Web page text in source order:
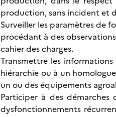
production, sans incident et
Surveiller les paramètres de
procédant à des
cahier des charges.
Transmettre les
hiérarchie ou à un
un ou des équipements
Participer à des
dysfonctionnements